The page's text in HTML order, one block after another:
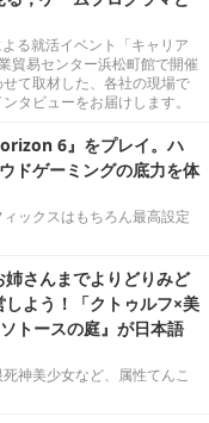
る就活イベント「キャリア
貿易センター浜松町館で開催
て取材した、各社の現場で
タビューをお届けします。
6』をプレイ。ハ
ドゲーミングの底力を体
ックスはもちろん最高設定
さんまでよりどりみど
よう！「クトゥルフ×美
トースの庭』が日本語
神美少女など、属性てんこ